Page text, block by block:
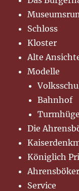
Schloss
Kloster
Alte
Modelle
Bahnhof
Die
Königlich
Service